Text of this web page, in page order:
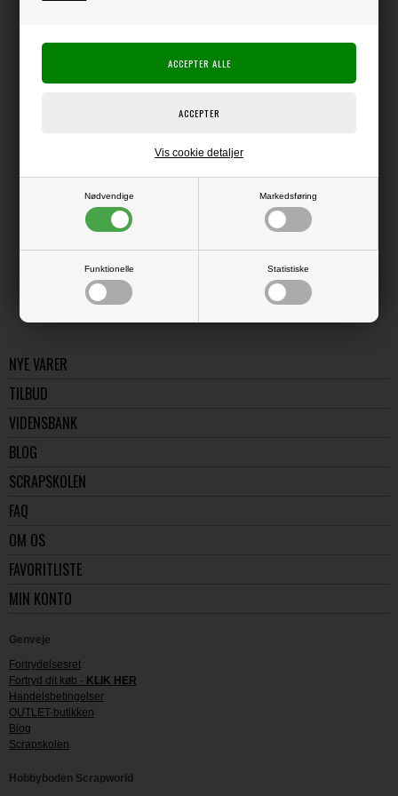
Nødvendige Markedsføring
Funktionelle Statistiske
Vis cookie detaljer
Producent:Happy Planner
LÆS OG BLIV INSPIRERET
NYE VARER
TILBUD
VIDENSBANK
BLOG
SCRAPSKOLEN
FAQ
OM OS
FAVORITLISTE
MIN KONTO
Genveje
Fortrydelsesret
Fortryd dit køb - KLIK HER
Handelsbetingelser
OUTLET-butikken
Blog
Scrapskolen
Hobbyboden Scrapworld